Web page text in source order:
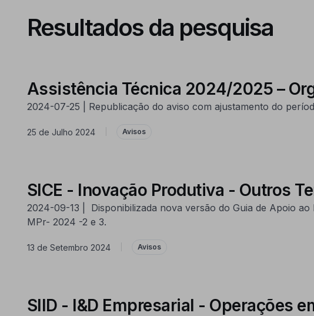
Resultados da pesquisa
Assistência Técnica 2024/2025 –
2024-07-25 | Republicação do aviso com ajustamento do
25 de Julho 2024 Avisos
SICE - Inovação Produtiva - Outros
2024-09-13 | Disponibilizada nova versão do Guia de Apoio
MPr- 2024 -2 e 3.
13 de Setembro 2024 Avisos
SIID - I&D Empresarial - Operações